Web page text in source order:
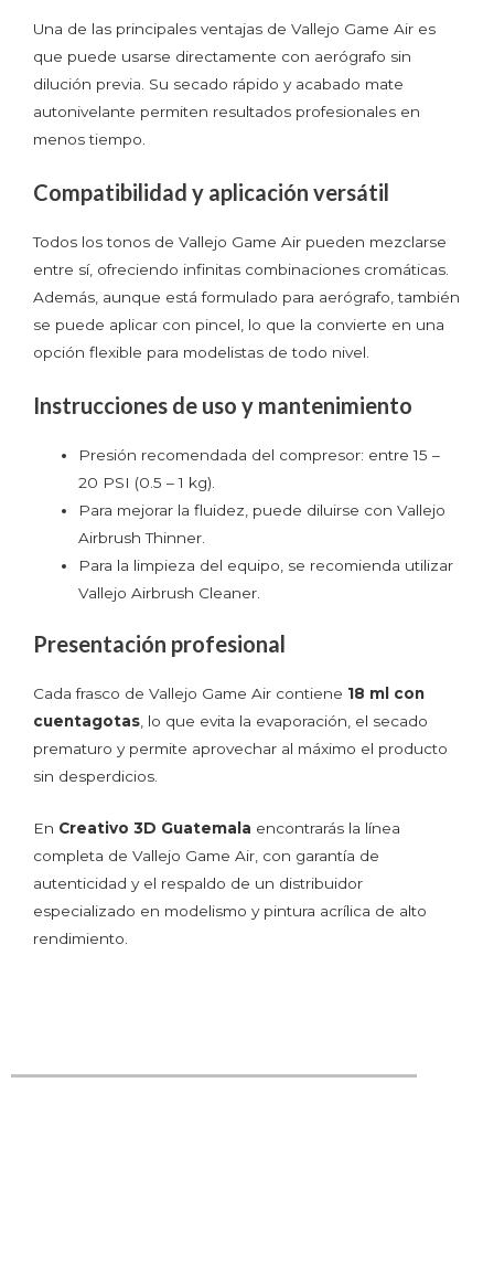
Una de las principales ventajas de Vallejo Game Air es
que puede usarse directamente con aerógrafo sin
dilución previa. Su secado rápido y acabado mate
autonivelante permiten resultados profesionales en
menos tiempo.
Compatibilidad y aplicación versátil
Todos los tonos de Vallejo Game Air pueden mezclarse
entre sí, ofreciendo infinitas combinaciones cromáticas.
Además, aunque está formulado para aerógrafo, también
se puede aplicar con pincel, lo que la convierte en una
opción flexible para modelistas de todo nivel.
Instrucciones de uso y mantenimiento
Presión recomendada del compresor: entre 15 –
20 PSI (0.5 – 1 kg).
Para mejorar la fluidez, puede diluirse con Vallejo
Airbrush Thinner.
Para la limpieza del equipo, se recomienda utilizar
Vallejo Airbrush Cleaner.
Presentación profesional
Cada frasco de Vallejo Game Air contiene 18 ml con
cuentagotas , lo que evita la evaporación, el secado
prematuro y permite aprovechar al máximo el producto
sin desperdicios.
En Creativo 3D Guatemala encontrarás la línea
completa de Vallejo Game Air, con garantía de
autenticidad y el respaldo de un distribuidor
especializado en modelismo y pintura acrílica de alto
rendimiento.